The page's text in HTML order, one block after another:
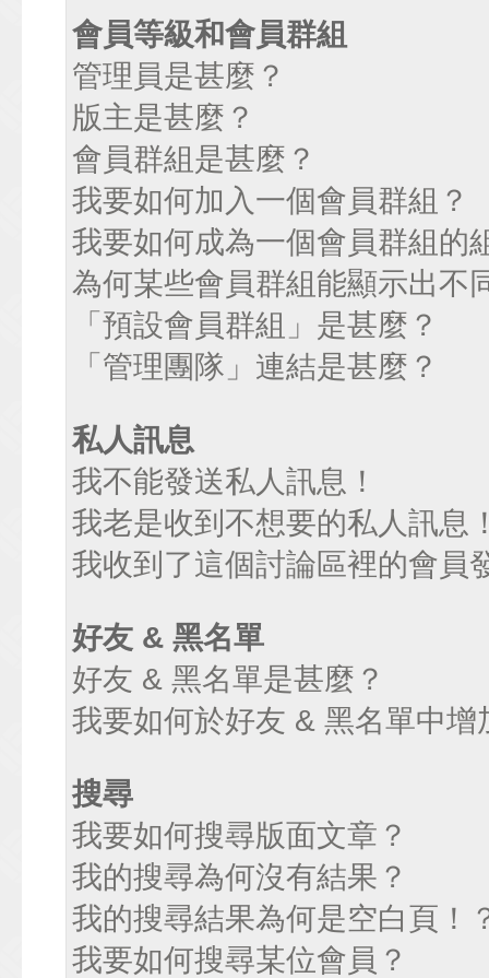
會員等級和會員群組
管理員是甚麼？
版主是甚麼？
會員群組是甚麼？
我要如何加入一個會員群組？
我要如何成為一個會員群組的
為何某些會員群組能顯示出不
「預設會員群組」是甚麼？
「管理團隊」連結是甚麼？
私人訊息
我不能發送私人訊息！
我老是收到不想要的私人訊息
我收到了這個討論區裡的會員
好友 & 黑名單
好友 & 黑名單是甚麼？
我要如何於好友 & 黑名單中增
搜尋
我要如何搜尋版面文章？
我的搜尋為何沒有結果？
我的搜尋結果為何是空白頁！
我要如何搜尋某位會員？